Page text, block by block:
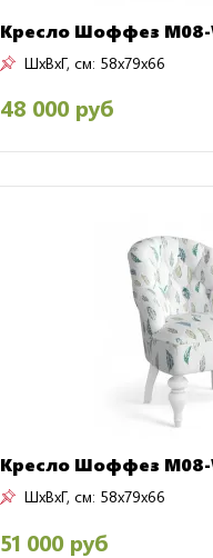
Кресло Шоффез M08-
ШxВxГ, см: 58x79x66
48 000 руб
Кресло Шоффез M08-
ШxВxГ, см: 58x79x66
51 000 руб